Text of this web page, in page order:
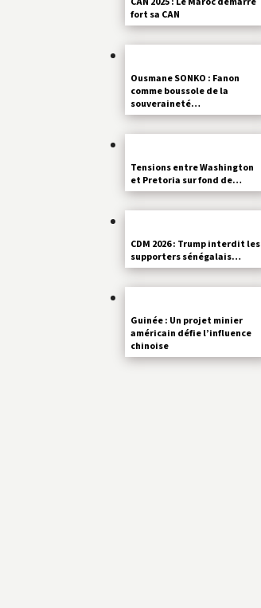
fort sa CAN
Ousmane SONKO : Fanon
comme boussole de la
souveraineté…
Tensions entre Washington
et Pretoria sur fond de…
CDM 2026 : Trump interdit les
supporters sénégalais…
Guinée : Un projet minier
américain défie l’influence
chinoise